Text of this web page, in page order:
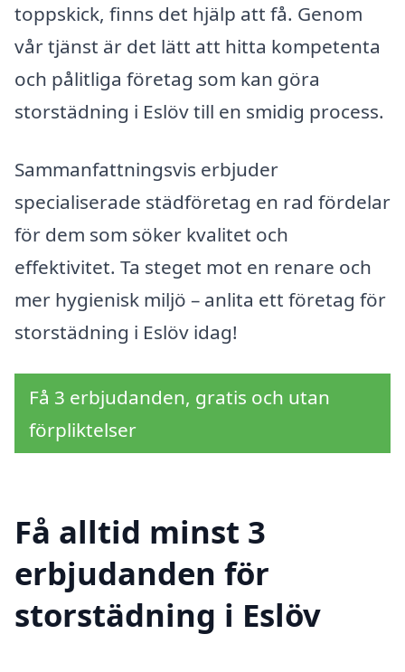
toppskick, finns det hjälp att få. Genom
vår tjänst är det lätt att hitta kompetenta
och pålitliga företag som kan göra
storstädning i Eslöv till en smidig process.
Sammanfattningsvis erbjuder
specialiserade städföretag en rad fördelar
för dem som söker kvalitet och
effektivitet. Ta steget mot en renare och
mer hygienisk miljö – anlita ett företag för
storstädning i Eslöv idag!
Få 3 erbjudanden, gratis och utan
förpliktelser
Få alltid minst 3
erbjudanden för
storstädning i Eslöv